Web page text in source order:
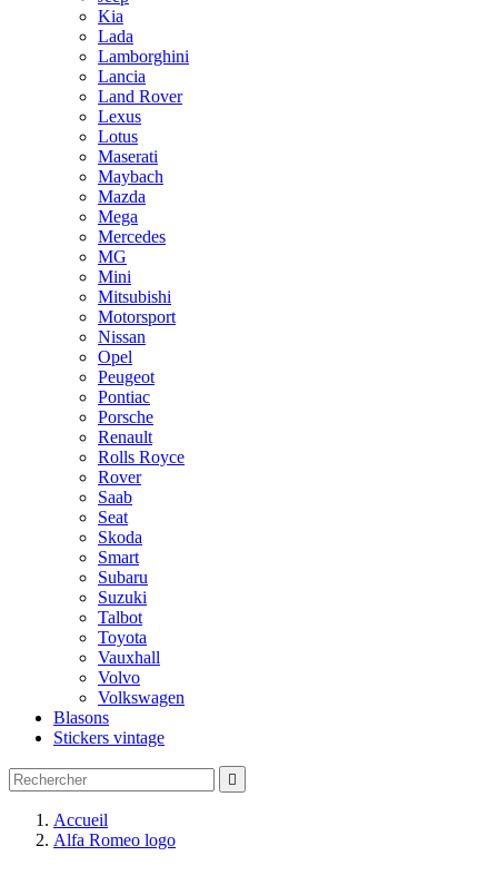
Kia
Lada
Lamborghini
Lancia
Land Rover
Lexus
Lotus
Maserati
Maybach
Mazda
Mega
Mercedes
MG
Mini
Mitsubishi
Motorsport
Nissan
Opel
Peugeot
Pontiac
Porsche
Renault
Rolls Royce
Rover
Saab
Seat
Skoda
Smart
Subaru
Suzuki
Talbot
Toyota
Vauxhall
Volvo
Volkswagen
Blasons
Stickers vintage

Accueil
Alfa Romeo logo